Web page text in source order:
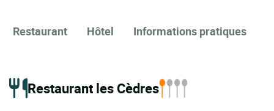
Restaurant Hôtel Informations pratiques
Restaurant les Cèdres